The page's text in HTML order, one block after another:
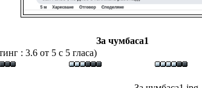
За чумбаса1
: 3.6 от 5 с 5 гласа)